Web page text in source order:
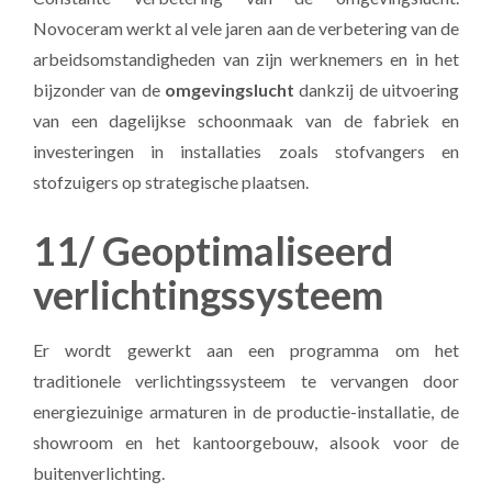
Novoceram werkt al vele jaren aan de verbetering van de
arbeidsomstandigheden van zijn werknemers en in het
bijzonder van de omgevingslucht dankzij de uitvoering
van een dagelijkse schoonmaak van de fabriek en
investeringen in installaties zoals stofvangers en
stofzuigers op strategische plaatsen.
11/ Geoptimaliseerd
verlichtingssysteem
Er wordt gewerkt aan een programma om het
traditionele verlichtingssysteem te vervangen door
energiezuinige armaturen in de productie-installatie, de
showroom en het kantoorgebouw, alsook voor de
buitenverlichting.